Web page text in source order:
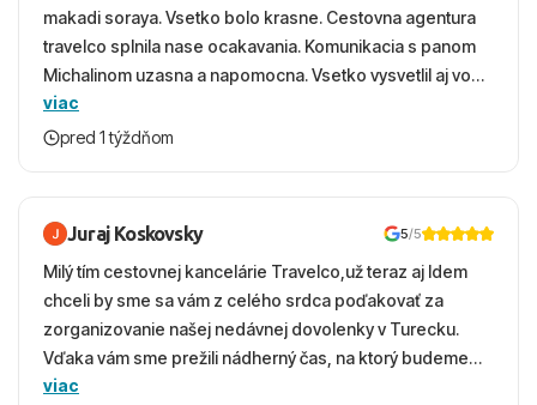
makadi soraya. Vsetko bolo krasne. Cestovna agentura
travelco splnila nase ocakavania. Komunikacia s panom
Michalinom uzasna a napomocna. Vsetko vysvetlil aj vo
vecernych hodinach zaco sa ospravedlnujem. Hotel
krasny, cisty. Sluzby top. Strava, prostredie, more,
viac
pred 1 týždňom
Juraj Koskovsky 5/5
Milý tím cestovnej kancelárie Travelco,už teraz aj Idem
chceli by sme sa vám z celého srdca poďakovať za
zorganizovanie našej nedávnej dovolenky v Turecku.
Vďaka vám sme prežili nádherný čas, na ktorý budeme
ešte dlho s úsmevom spomínať. ​Všetko prebehlo
viac